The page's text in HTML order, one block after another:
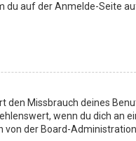
du auf der Anmelde-Seite
den Missbrauch deines
wenn du dich an
von der Board-Administration